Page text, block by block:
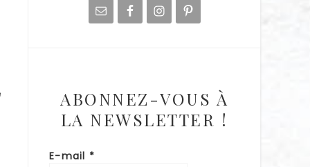
ABONNEZ-VOUS À
LA NEWSLETTER !
E-mail *